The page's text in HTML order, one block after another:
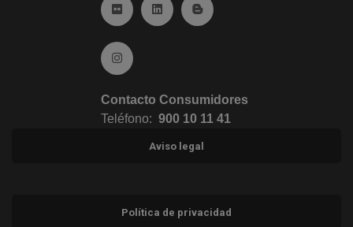
Ir a Flickr (abre en ventana nueva)
Ir a Linkedin (abre en ventana nueva)
Ir al Blog (abre en ventana
Ir a Instagram (abre en ventana nueva)
Contacto Consumidores
Teléfono: 900 10 11 41
Aviso legal
Política de privacidad